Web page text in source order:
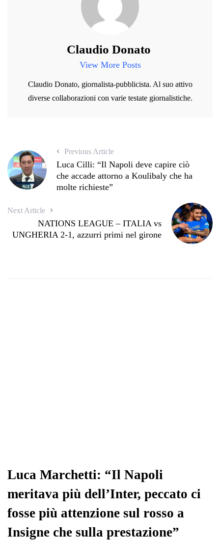
Claudio Donato
View More Posts
Claudio Donato, giornalista-pubblicista. Al suo attivo
diverse collaborazioni con varie testate giornalistiche.
Previous Article
Luca Cilli: “Il Napoli deve capire ciò
che accade attorno a Koulibaly che ha
molte richieste”
Next Article
NATIONS LEAGUE – ITALIA vs
UNGHERIA 2-1, azzurri primi nel girone
Luca Marchetti: “Il Napoli
meritava più dell’Inter, peccato ci
fosse più attenzione sul rosso a
Insigne che sulla prestazione”